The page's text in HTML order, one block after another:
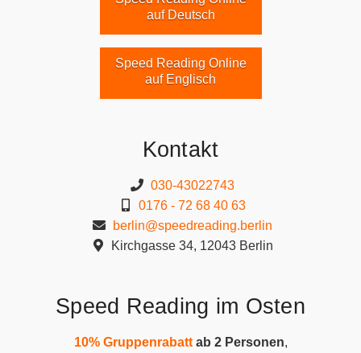
auf Deutsch
Speed Reading Online
auf Englisch
Kontakt
030-43022743
0176 - 72 68 40 63
berlin@speedreading.berlin
Kirchgasse 34, 12043 Berlin
Speed Reading im Osten
10% Gruppenrabattab 2 Personen,